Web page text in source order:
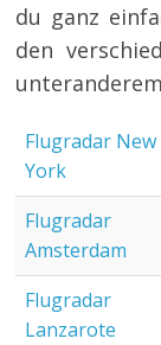
du ganz
den
Flugradar New
York
Flugradar
Amsterdam
Flugradar
Lanzarote